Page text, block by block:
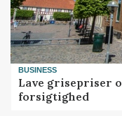
BUSINESS
Lave grisepriser
forsigtighed